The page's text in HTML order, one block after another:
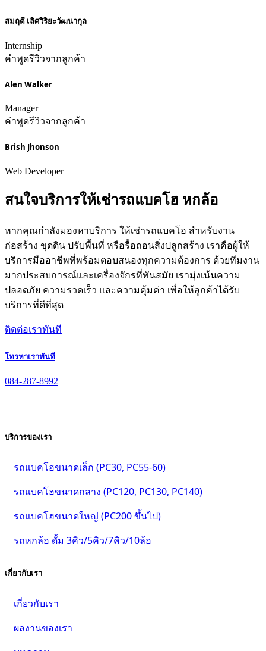
สมฤดี เลิศวิริยะวัฒนากุล
Internship
คำพูดรีวิวจากลูกค้า
Alen Walker
Manager
คำพูดรีวิวจากลูกค้า
Brish Jhonson
Web Developer
สนใจบริการให้เช่ารถแบคโฮ หกล้อ
หากคุณกำลังมองหาบริการ ให้เช่ารถแบคโฮ สำหรับงาน
ก่อสร้าง ขุดดิน ปรับพื้นที่ หรือรื้อถอนสิ่งปลูกสร้าง เราคือผู้ให้
บริการมืออาชีพที่พร้อมตอบสนองทุกความต้องการ ด้วยทีมงาน
มากประสบการณ์และเครื่องจักรที่ทันสมัย เรามุ่งเน้นความ
ปลอดภัย ความรวดเร็ว และความคุ้มค่า เพื่อให้ลูกค้าได้รับ
บริการที่ดีที่สุด
ติดต่อเราทันที
โทรหาเราทันที
084-287-8992
บริการของเรา
รถแบคโฮขนาดเล็ก (PC30, PC55-60)
รถแบคโฮขนาดกลาง (PC120, PC130, PC140)
รถแบคโฮขนาดใหญ่ (PC200 ขึ้นไป)
รถหกล้อ ดั้ม 3คิว/5คิว/7คิว/10ล้อ
เกี่ยวกับเรา
เกี่ยวกับเรา
ผลงานของเรา